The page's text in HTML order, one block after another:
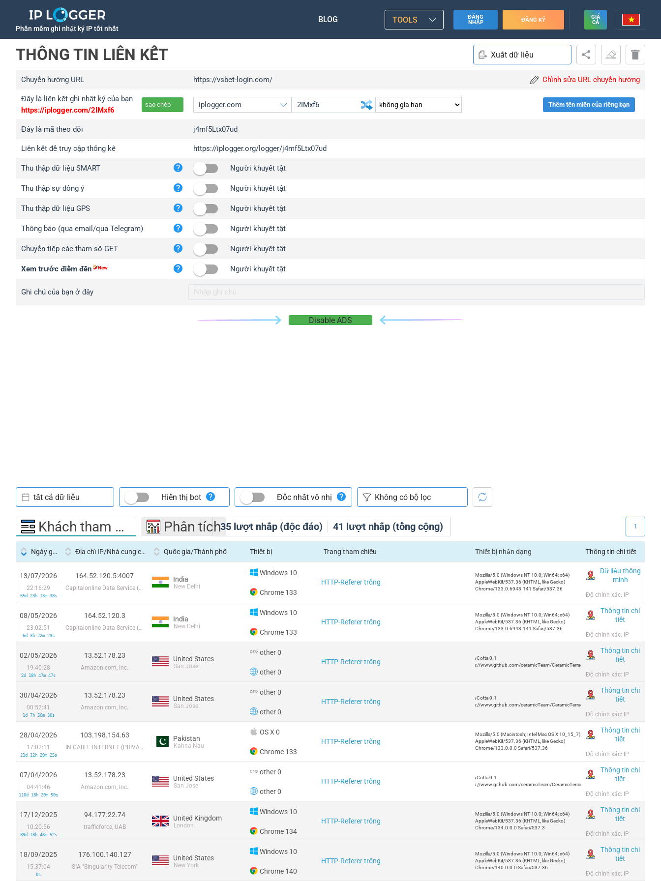
Phần mềm ghi nhật ký IP tốt nhất
BLOG TOOLS
ĐĂNG
NHẬP
ĐĂNG KÝ
GIÁ
CẢ
THÔNG TIN LIÊN KẾT Xuất dữ liệu
Chuyển hướng URL https://vsbet-login.com/ Chỉnh sửa URL chuyển hướng
Đây là liên kết ghi nhật ký của bạn
https://iplogger.com/2IMxf6
sao chép
iplogger.org
wl.gl
ed.tc
iplogger.com
iplogger.co
2no.co
yip.su
iplogger.info
Thêm tên miền của riêng bạn
Đây là mã theo dõi j4mf5Ltx07ud
Liên kết để truy cập thống kê https://iplogger.org/logger/j4mf5Ltx07ud
Thu thập dữ liệu SMART Người khuyết tật
Thu thập sự đồng ý Người khuyết tật
Thu thập dữ liệu GPS Người khuyết tật
Thông báo (qua email/qua Telegram) Người khuyết tật
Chuyển tiếp các tham số GET Người khuyết tật
Xem trước điểm đến Người khuyết tật
Ghi chú của bạn ở đây
Disable ADS
35 lượt nhấp (độc đáo) 41 lượt nhấp (tổng cộng)
tất cả dữ liệu Hiển thị bot Độc nhất vô nhị
Khách tham quan Phân tích 1
Ngày giờ Địa chỉ IP/Nhà cung cấp dịch vụ Quốc gia/Thành phố Thiết bị Trang tham chiếu Thiết bị nhận dạng Thông tin chi tiết
13/07/2026
22:16:29
65d 23h 13m 38s
164.52.120.5:4007
Capitalonline Data Service (HK) Co
India
New Delhi
Windows 10
Chrome 133
HTTP-Referer trống
Mozilla/5.0 (Windows NT 10.0; Win64; x64)
AppleWebKit/537.36 (KHTML, like Gecko)
Chrome/133.0.6943.141 Safari/537.36
Dữ liệu thông
minh
Độ chính xác: IP
08/05/2026
23:02:51
6d 3h 22m 23s
164.52.120.3
Capitalonline Data Service (HK) Co
India
New Delhi
Windows 10
Chrome 133
HTTP-Referer trống
Mozilla/5.0 (Windows NT 10.0; Win64; x64)
AppleWebKit/537.36 (KHTML, like Gecko)
Chrome/133.0.6943.141 Safari/537.36
Thông tin chi
tiết
Độ chính xác: IP
02/05/2026
19:40:28
2d 18h 47m 47s
13.52.178.23
Amazon.com, Inc.
United States
San Jose
other 0
other 0
HTTP-Referer trống
Terra Cotta 0.1
https://www.github.com/ceramicTeam/CeramicTerracotta
Thông tin chi
tiết
Độ chính xác: IP
30/04/2026
00:52:41
1d 7h 50m 30s
13.52.178.23
Amazon.com, Inc.
United States
San Jose
other 0
other 0
HTTP-Referer trống
Terra Cotta 0.1
https://www.github.com/ceramicTeam/CeramicTerracotta
Thông tin chi
tiết
Độ chính xác: IP
28/04/2026
17:02:11
21d 12h 20m 25s
103.198.154.63
IN CABLE INTERNET (PRIVATE) LIMITED
Pakistan
Kahna Nau
OS X 0
Chrome 133
HTTP-Referer trống
Mozilla/5.0 (Macintosh; Intel Mac OS X 10_15_7)
AppleWebKit/537.36 (KHTML, like Gecko)
Chrome/133.0.0.0 Safari/537.36
Thông tin chi
tiết
Độ chính xác: IP
07/04/2026
04:41:46
110d 18h 20m 50s
13.52.178.23
Amazon.com, Inc.
United States
San Jose
other 0
other 0
HTTP-Referer trống
Terra Cotta 0.1
https://www.github.com/ceramicTeam/CeramicTerracotta
Thông tin chi
tiết
Độ chính xác: IP
17/12/2025
10:20:56
89d 18h 43m 52s
94.177.22.74
trafficforce, UAB
United Kingdom
London
Windows 10
Chrome 134
HTTP-Referer trống
Mozilla/5.0 (Windows NT 10.0; Win64; x64)
AppleWebKit/537.36 (KHTML, like Gecko)
Chrome/134.0.0.0 Safari/537.3
Thông tin chi
tiết
Độ chính xác: IP
18/09/2025
15:37:04
0s
176.100.140.127
SIA "Singularity Telecom"
United States
New York
Windows 10
Chrome 140
HTTP-Referer trống
Mozilla/5.0 (Windows NT 10.0; Win64; x64)
AppleWebKit/537.36 (KHTML, like Gecko)
Chrome/140.0.0.0 Safari/537.36
Thông tin chi
tiết
Độ chính xác: IP